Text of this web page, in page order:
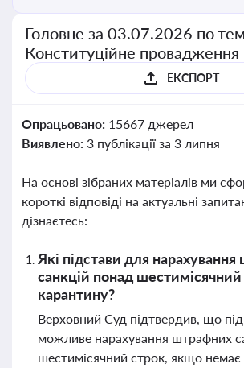
Головне за 03.07.2026 по
Конституційне провадження
ЕКСПОРТ
Опрацьовано: 15667 джерел
Виявлено: 3 публікації за 3 липня
На основі зібраних матеріалів ми
короткі відповіді на актуальні
дізнаєтесь:
Які підстави для
санкцій понад шестимісячний
карантину?
Верховний Суд підтвердив, що
можливе нарахування штрафних
шестимісячний строк, якщо немає